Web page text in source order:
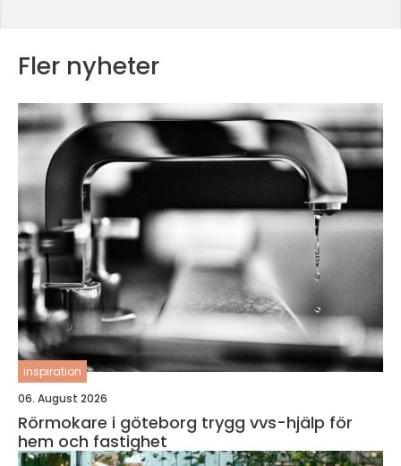
Fler nyheter
inspiration
06. August 2026
Rörmokare i göteborg trygg vvs-hjälp för
hem och fastighet